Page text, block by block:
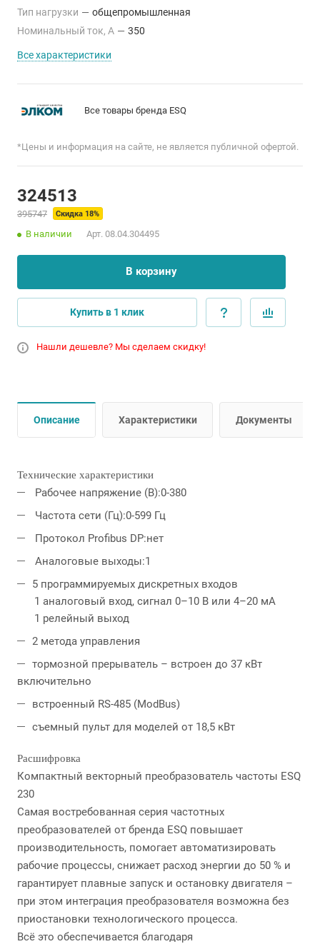
Тип нагрузки — общепромышленная
Номинальный ток, А — 350
Все характеристики
Все товары бренда ESQ
*Цены и информация на сайте, не является публичной офертой.
324513
395747 Скидка 18%
В наличии Арт. 08.04.304495
В корзину
Купить в 1 клик
Нашли дешевле? Мы сделаем скидку!
Описание Характеристики Документы
Технические характеристики
Рабочее напряжение (В):0-380
Частота сети (Гц):0-599 Гц
Протокол Profibus DP:нет
Аналоговые выходы:1
5 программируемых дискретных входов
1 аналоговый вход, сигнал 0–10 В или 4–20 мA
1 релейный выход
2 метода управления
тормозной прерыватель – встроен до 37 кВт
включительно
встроенный RS-485 (ModBus)
съемный пульт для моделей от 18,5 кВт
Расшифровка
Компактный векторный преобразователь частоты ESQ
230
Самая востребованная серия частотных
преобразователей от бренда ESQ повышает
производительность, помогает автоматизировать
рабочие процессы, снижает расход энергии до 50 % и
гарантирует плавные запуск и остановку двигателя –
при этом интеграция преобразователя возможна без
приостановки технологического процесса.
Всё это обеспечивается благодаря